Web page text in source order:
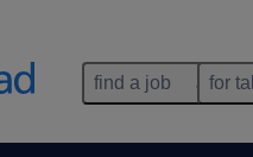
find a job for